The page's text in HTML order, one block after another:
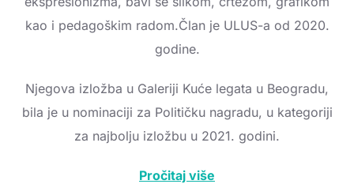
kao i pedagoškim radom.Član je ULUS-a od 2020.
godine.
Njegova izložba u Galeriji Kuće legata u Beogradu,
bila je u nominaciji za Političku nagradu, u kategoriji
za najbolju izložbu u 2021. godini.
Pročitaj više